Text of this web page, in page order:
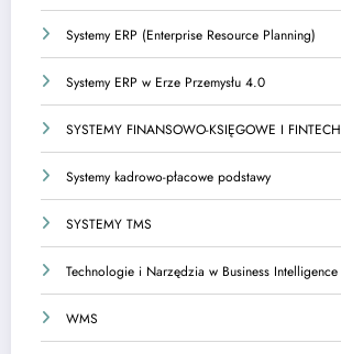
Systemy ERP (Enterprise Resource Planning)
Systemy ERP w Erze Przemysłu 4.0
SYSTEMY FINANSOWO-KSIĘGOWE I FINTECH
Systemy kadrowo-płacowe podstawy
SYSTEMY TMS
Technologie i Narzędzia w Business Intelligence
WMS